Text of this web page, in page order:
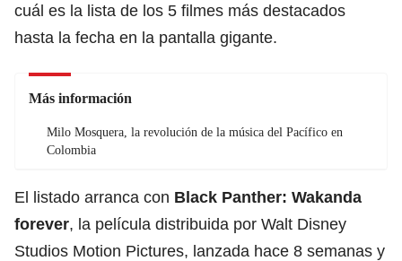
cuál es la lista de los 5 filmes más destacados
hasta la fecha en la pantalla gigante.
Más información
Milo Mosquera, la revolución de la música del Pacífico en
Colombia
El listado arranca con Black Panther: Wakanda
forever, la película distribuida por Walt Disney
Studios Motion Pictures, lanzada hace 8 semanas y